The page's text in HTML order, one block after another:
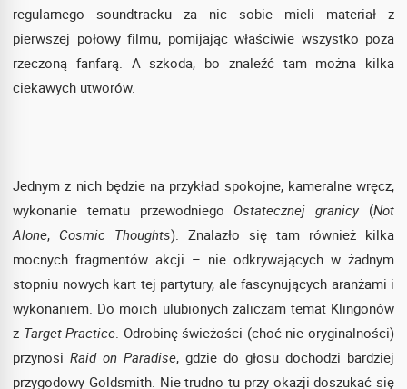
regularnego soundtracku za nic sobie mieli materiał z
pierwszej połowy filmu, pomijając właściwie wszystko poza
rzeczoną fanfarą. A szkoda, bo znaleźć tam można kilka
ciekawych utworów.
Jednym z nich będzie na przykład spokojne, kameralne wręcz,
wykonanie tematu przewodniego Ostatecznej granicy(Not
Alone, Cosmic Thoughts). Znalazło się tam również kilka
mocnych fragmentów akcji – nie odkrywających w żadnym
stopniu nowych kart tej partytury, ale fascynujących aranżami i
wykonaniem. Do moich ulubionych zaliczam temat Klingonów
z Target Practice. Odrobinę świeżości (choć nie oryginalności)
przynosi Raid on Paradise, gdzie do głosu dochodzi bardziej
przygodowy Goldsmith. Nie trudno tu przy okazji doszukać się